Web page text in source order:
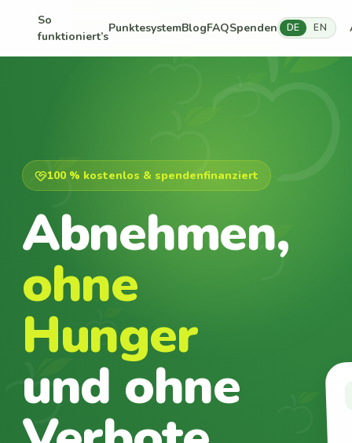
So
funktioniert’s
PunktesystemBlogFAQSpenden DE EN
100 % kostenlos & spendenfinanziert
Abnehmen,
ohne
Hunger
und ohne